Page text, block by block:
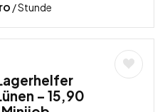
/ Stunde
– 15,90